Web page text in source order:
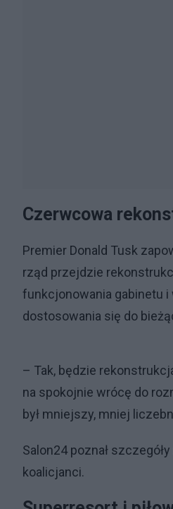
Czerwcowa
Premier Donald Tusk
rząd przejdzie
funkcjonowania gabinetu
dostosowania się do
– Tak, będzie
na spokojnie wrócę do
był mniejszy, mniej
Salon24 poznał
koalicjanci.